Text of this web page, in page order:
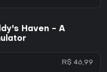
Haven - A
R$ 46,99